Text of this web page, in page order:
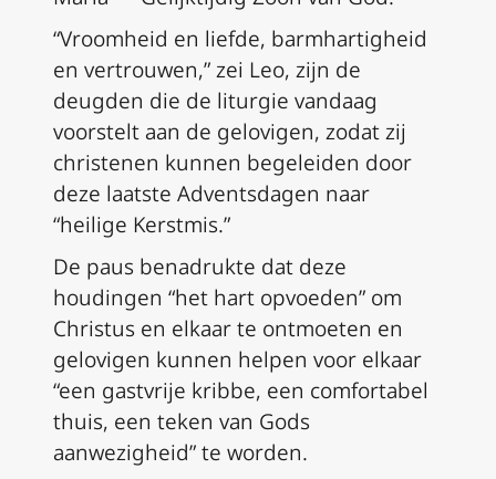
“Vroomheid en liefde, barmhartigheid
en vertrouwen,” zei Leo, zijn de
deugden die de liturgie vandaag
voorstelt aan de gelovigen, zodat zij
christenen kunnen begeleiden door
deze laatste Adventsdagen naar
“heilige Kerstmis.”
De paus benadrukte dat deze
houdingen “het hart opvoeden” om
Christus en elkaar te ontmoeten en
gelovigen kunnen helpen voor elkaar
“een gastvrije kribbe, een comfortabel
thuis, een teken van Gods
aanwezigheid” te worden.